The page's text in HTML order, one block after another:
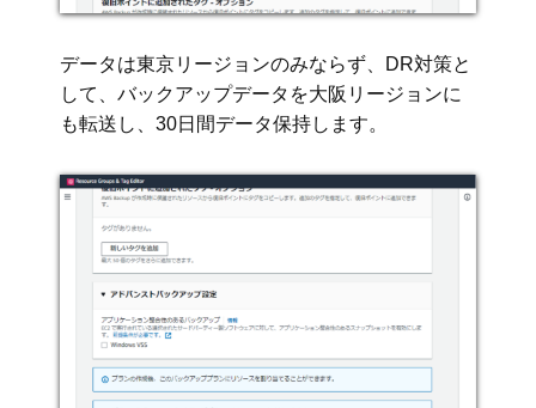
データは東京リージョンのみならず、DR対策と
して、バックアップデータを大阪リージョンに
も転送し、30日間データ保持します。